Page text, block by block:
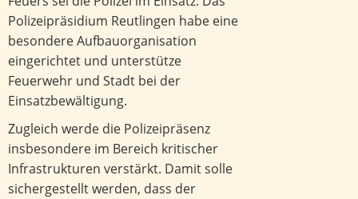
Polizeipräsidium Reutlingen habe eine
besondere Aufbauorganisation
eingerichtet und unterstütze
Feuerwehr und Stadt bei der
Einsatzbewältigung.
Zugleich werde die Polizeipräsenz
insbesondere im Bereich kritischer
Infrastrukturen verstärkt. Damit solle
sichergestellt werden, dass der